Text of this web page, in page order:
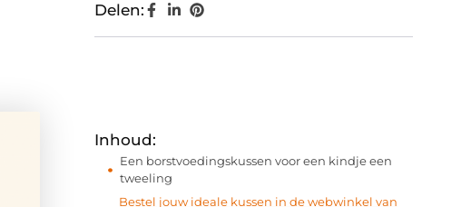
Delen:
Inhoud:
Een borstvoedingskussen voor een kindje een
tweeling
Bestel jouw ideale kussen in de webwinkel van